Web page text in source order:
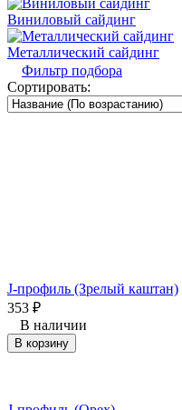
Виниловый сайдинг
Металлический сайдинг
Фильтр подбора
Сортировать:
J-профиль (Зрелый каштан)
353 ₽
В наличии
В корзину